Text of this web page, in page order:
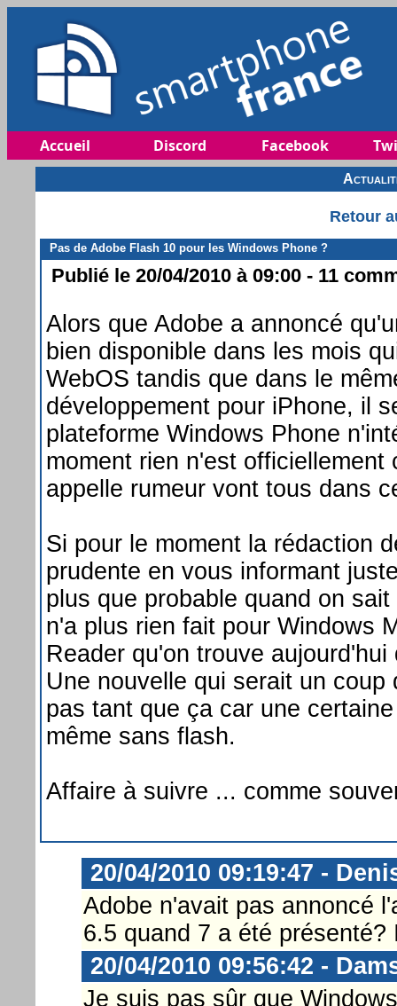
Accueil Discord Facebook
Retour
Pas de Adobe Flash 10 pour les Windows Phone ?
Publié le 20/04/2010 à 09:00 - 11
Alors que Adobe a annoncé
bien disponible dans les mois
WebOS tandis que dans le
développement pour iPhone, il
plateforme Windows Phone
moment rien n'est
appelle rumeur vont tous dans
Si pour le moment la rédaction
prudente en vous informant
plus que probable quand on
n'a plus rien fait pour Windows
Reader qu'on trouve
Une nouvelle qui serait un
pas tant que ça car une
même sans flash.
Affaire à suivre ... comme
20/04/2010 09:19:47 -
Adobe n'avait pas annoncé
6.5 quand 7 a été présenté?
20/04/2010 09:56:42 -
Je suis pas sûr que